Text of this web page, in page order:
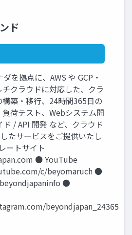
ド
を拠点に、AWS や GCP・
クラウドに対応した、クラ
築・移行、24時間365日の
荷テスト、Webシステム開
/ API 開発 など、クラウド
たサービスをご提供いたし
ートサイト
● YouTube
c/beyomaruch ●
●
beyondjapan_24365